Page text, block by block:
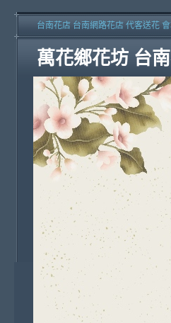
萬花鄉花坊 台
台南花店 台南網路花店 代客送花